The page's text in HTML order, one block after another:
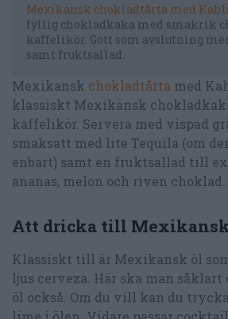
Mexikansk chokladtårta med
fyllig chokladkaka med smakrik
kaffelikör. Gott som avslutning
samt fruktsallad.
Mexikansk chokladtårta med
klassiskt Mexikansk
kaffelikör. Servera med vispad
smaksatt med lite Tequila (om
enbart) samt en fruktsallad till
ananas, melon och riven choklad.
Att dricka till
Klassiskt till är Mexikansk öl
ljus cerveza. Här ska man
öl också. Om du vill kan du